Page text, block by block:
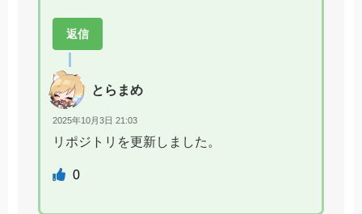
返信
とらまめ
2025年10月3日 21:03
リポジトリを更新しました。
0